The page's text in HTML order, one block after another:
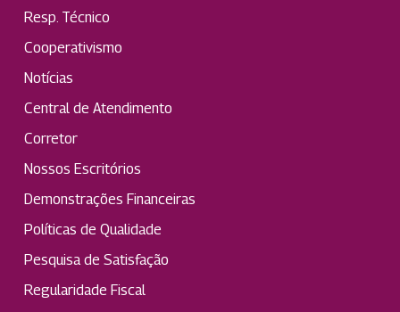
Resp. Técnico
Cooperativismo
Notícias
Central de Atendimento
Corretor
Nossos Escritórios
Demonstrações Financeiras
Políticas de Qualidade
Pesquisa de Satisfação
Regularidade Fiscal